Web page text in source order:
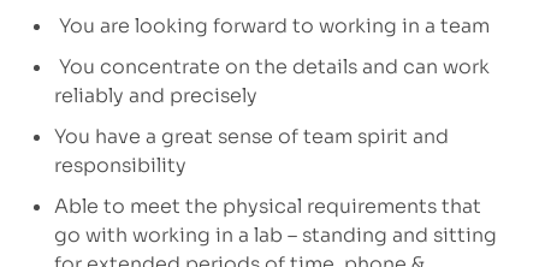
You are looking forward to working in a team
You concentrate on the details and can work
reliably and precisely
You have a great sense of team spirit and
responsibility
Able to meet the physical requirements that
go with working in a lab – standing and sitting